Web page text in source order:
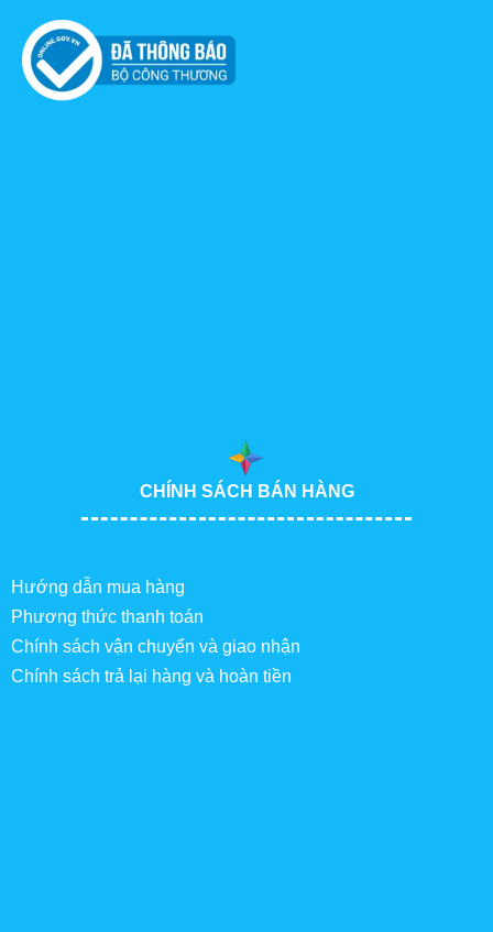
CHÍNH SÁCH BÁN HÀNG
Hướng dẫn mua hàng
Phương thức thanh toán
Chính sách vận chuyển và giao nhận
Chính sách trả lại hàng và hoàn tiền